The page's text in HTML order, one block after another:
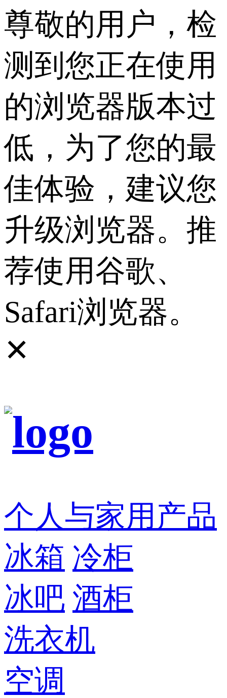
尊敬的用户，检
测到您正在使用
的浏览器版本过
低，为了您的最
佳体验，建议您
升级浏览器。推
荐使用谷歌、
Safari浏览器。
✕
个人与家用产品
冰箱 冷柜
冰吧 酒柜
洗衣机
空调